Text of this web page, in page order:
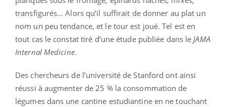
transfigurés… Alors qu’il suffirait de donner au plat un
nom un peu tendance, et le tour est joué. Tel est en
tout cas le constat tiré d’une étude publiée dans leJAMA
Internal Medicine.
Des chercheurs de l’université de Stanford ont ainsi
réussi à augmenter de 25 % la consommation de
légumes dans une cantine estudiantine en ne touchant